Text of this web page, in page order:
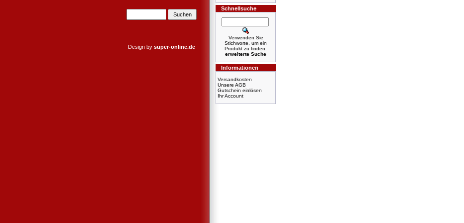
Design by super-online.de
Schnellsuche
Verwenden Sie
Stichworte, um ein
Produkt zu finden.
erweiterte Suche
Informationen
Versandkosten
Unsere AGB
Gutschein einlösen
Ihr Account